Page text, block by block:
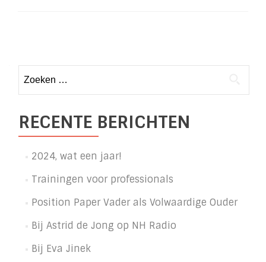
navigation
naar:
RECENTE BERICHTEN
2024, wat een jaar!
Trainingen voor professionals
Position Paper Vader als Volwaardige Ouder
Bij Astrid de Jong op NH Radio
Bij Eva Jinek